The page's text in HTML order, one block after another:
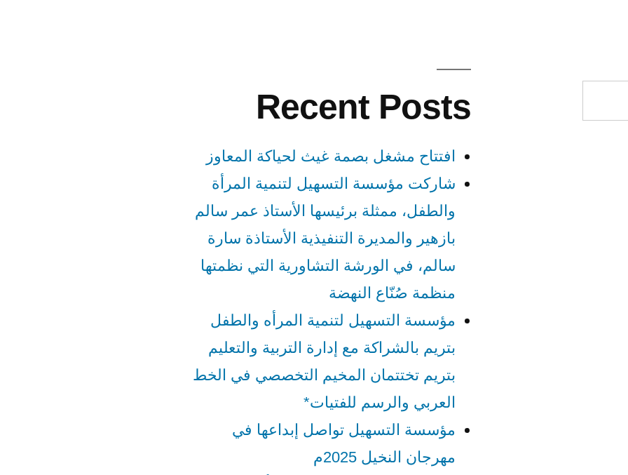
Recent Posts
افتتاح مشغل بصمة غيث لحياكة المعاوز
شاركت مؤسسة التسهيل لتنمية المرأة
والطفل، ممثلة برئيسها الأستاذ عمر سالم
بازهير والمديرة التنفيذية الأستاذة سارة
سالم، في الورشة التشاورية التي نظمتها
منظمة صُنّاع النهضة
مؤسسة التسهيل لتنمية المرأه والطفل
بتريم بالشراكة مع إدارة التربية والتعليم
بتريم تختتمان المخيم التخصصي في الخط
العربي والرسم للفتيات*
مؤسسة التسهيل تواصل إبداعها في
مهرجان النخيل 2025م